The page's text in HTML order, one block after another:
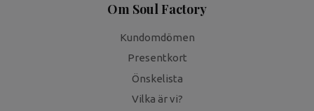
Om Soul Factory
Kundomdömen
Presentkort
Önskelista
Vilka är vi?